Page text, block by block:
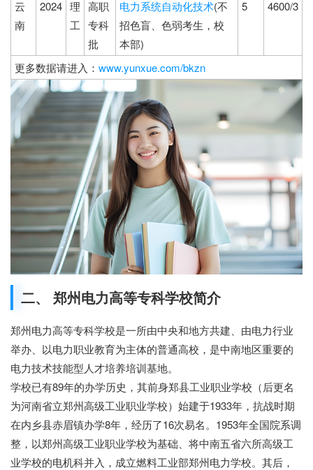
云
南
2024 理
工
高职
专科
批
电力系统自动化技术(不
招色盲、色弱考生，校
本部)
5 4600/3
更多数据请进入： www.yunxue.com/bkzn
二、 郑州电力高等专科学校简介
郑州电力高等专科学校是一所由中央和地方共建、由电力行业
举办、以电力职业教育为主体的普通高校，是中南地区重要的
电力技术技能型人才培养培训基地。
学校已有89年的办学历史，其前身郑县工业职业学校（后更名
为河南省立郑州高级工业职业学校）始建于1933年，抗战时期
在内乡县赤眉镇办学8年，经历了16次易名。1953年全国院系调
整，以郑州高级工业职业学校为基础、将中南五省六所高级工
业学校的电机科并入，成立燃料工业部郑州电力学校。其后，